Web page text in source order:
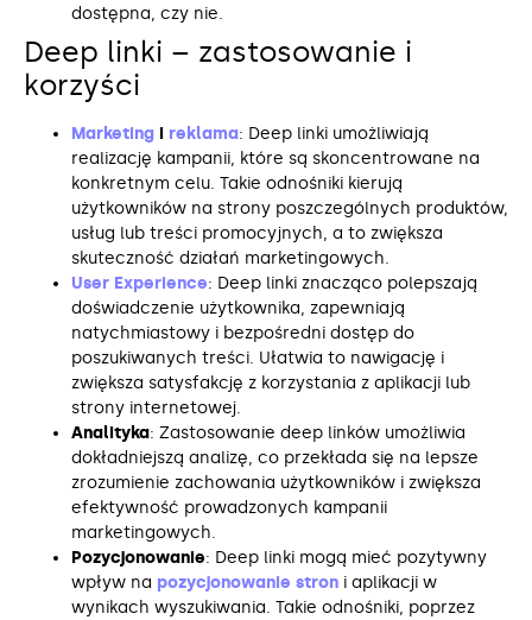
dostępna, czy nie.
Deep linki – zastosowanie i
korzyści
Marketing i reklama: Deep linki umożliwiają
realizację kampanii, które są skoncentrowane na
konkretnym celu. Takie odnośniki kierują
użytkowników na strony poszczególnych produktów,
usług lub treści promocyjnych, a to zwiększa
skuteczność działań marketingowych.
User Experience: Deep linki znacząco polepszają
doświadczenie użytkownika, zapewniają
natychmiastowy i bezpośredni dostęp do
poszukiwanych treści. Ułatwia to nawigację i
zwiększa satysfakcję z korzystania z aplikacji lub
strony internetowej.
Analityka: Zastosowanie deep linków umożliwia
dokładniejszą analizę, co przekłada się na lepsze
zrozumienie zachowania użytkowników i zwiększa
efektywność prowadzonych kampanii
marketingowych.
Pozycjonowanie: Deep linki mogą mieć pozytywny
wpływ na pozycjonowanie stron i aplikacji w
wynikach wyszukiwania. Takie odnośniki, poprzez